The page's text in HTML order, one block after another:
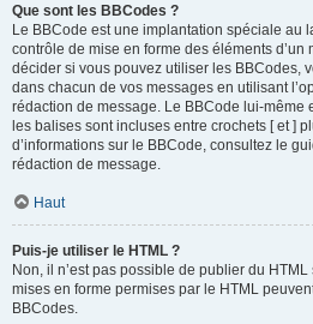
Que sont les BBCodes ?
Le BBCode est une implantation spéciale au
contrôle de mise en forme des éléments d’un
décider si vous pouvez utiliser les BBCodes,
dans chacun de vos messages en utilisant
rédaction de message. Le BBCode lui-même
les balises sont incluses entre crochets [ et ]
d’informations sur le BBCode, consultez le
rédaction de message.
Haut
Puis-je utiliser le HTML ?
Non, il n’est pas possible de publier du
mises en forme permises par le HTML
BBCodes.